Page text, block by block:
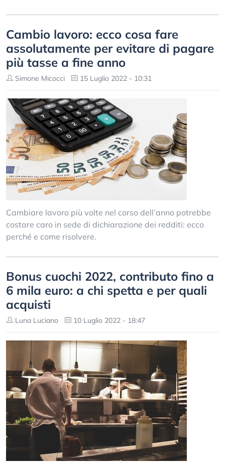
Cambio lavoro: ecco cosa fare
assolutamente per evitare di pagare
più tasse a fine anno
Simone Micocci 15 Luglio 2022 - 10:31
Cambiare lavoro più volte nel corso dell’anno potrebbe
costare caro in sede di dichiarazione dei redditi: ecco
perché e come risolvere.
Bonus cuochi 2022, contributo fino a
6 mila euro: a chi spetta e per quali
acquisti
Luna Luciano 10 Luglio 2022 - 18:47